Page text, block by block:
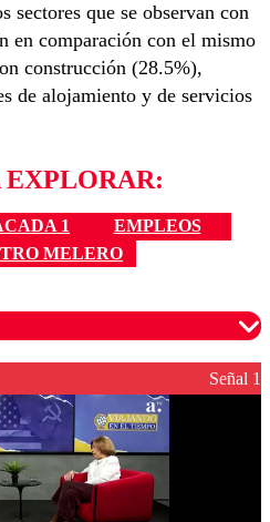
sectores que se observan con
en comparación con el mismo
construcción (28.5%),
de alojamiento y de servicios
EXPLORAR:
1
EMPLEOS
MELERO
para garantizar un
respetuoso.
Señal 1